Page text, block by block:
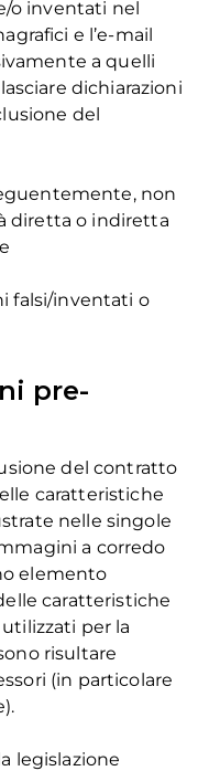
o inventati nel
e l’e-mail
a quelli
dichiarazioni
del
non
diretta o indiretta
falsi/inventati o
pre-
del contratto
caratteristiche
nelle singole
a corredo
elemento
caratteristiche
per la
risultare
(in particolare
legislazione